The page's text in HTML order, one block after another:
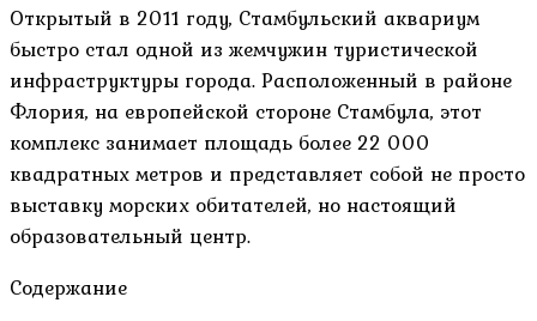
Открытый в 2011 году, Стамбульский аквариум
быстро стал одной из жемчужин туристической
инфраструктуры города. Расположенный в районе
Флория, на европейской стороне Стамбула, этот
комплекс занимает площадь более 22 000
квадратных метров и представляет собой не просто
выставку морских обитателей, но настоящий
образовательный центр.
Содержание